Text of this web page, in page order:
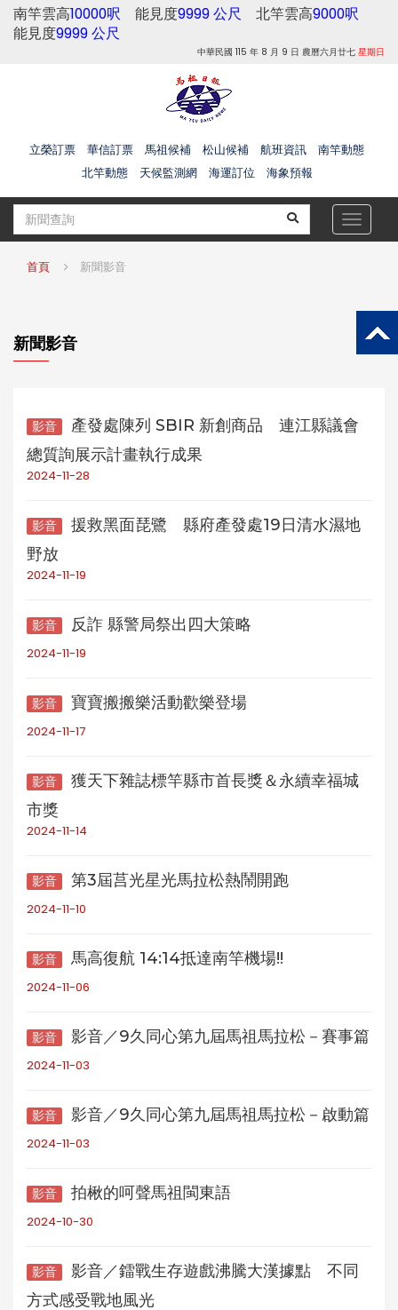
南竿雲高10000呎 能見度9999 公尺 北竿雲高9000呎
能見度9999 公尺
中華民國 115 年 8 月 9 日 農曆六月廿七 星期日
立榮訂票 華信訂票 馬祖候補 松山候補 航班資訊
南竿動態
北竿動態
天候監測網 海運訂位 海象預報
Toggle
首頁 新聞影音
新聞影音
影音
產發處陳列 SBIR 新創商品 連江縣議會
總質詢展示計畫執行成果
2024-11-28
影音
援救黑面琵鷺 縣府產發處19日清水濕地
野放
2024-11-19
影音 反詐 縣警局祭出四大策略
2024-11-19
影音 寶寶搬搬樂活動歡樂登場
2024-11-17
影音
獲天下雜誌標竿縣市首長獎＆永續幸福城
市獎
2024-11-14
影音 第3屆莒光星光馬拉松熱鬧開跑
2024-11-10
影音 馬高復航 14:14抵達南竿機場!!
2024-11-06
影音 影音／9久同心第九屆馬祖馬拉松－賽事篇
2024-11-03
影音 影音／9久同心第九屆馬祖馬拉松－啟動篇
2024-11-03
影音 拍楸的呵聲馬祖閩東語
2024-10-30
影音
影音／鐳戰生存遊戲沸騰大漢據點 不同
方式感受戰地風光